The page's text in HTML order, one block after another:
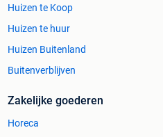
Huizen te Koop
Huizen te huur
Huizen Buitenland
Buitenverblijven
Zakelijke goederen
Horeca